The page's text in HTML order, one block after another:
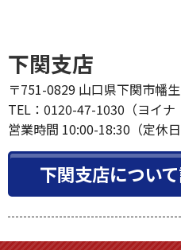
下関支店
〒751-0829 山口県下関市幡
TEL：0120-47-1030（ヨイナ
営業時間 10:00-18:30（定休日
下関支店につい